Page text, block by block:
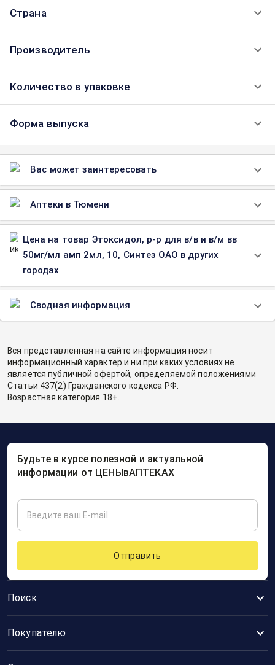
Страна
Производитель
Количество в упаковке
Форма выпуска
Вас может заинтересовать
Аптеки в Тюмени
Цена на товар Этоксидол, р-р для в/в и в/м вв
50мг/мл амп 2мл, 10, Синтез ОАО в других
городах
Сводная информация
Вся представленная на сайте информация носит
информационный характер и ни при каких условиях не
является публичной офертой, определяемой положениями
Статьи 437(2) Гражданского кодекса РФ.
Возрастная категория 18+.
Поиск
Покупателю
Будьте в курсе полезной и актуальной
информации от ЦЕНЫвАПТЕКАХ
Отправить